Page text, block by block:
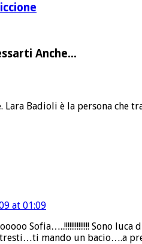
Anche...
Lara Badioli è la persona che
at 01:09
Sofia…..!!!!!!!!!!!!!! Sono
mando un bacio….a